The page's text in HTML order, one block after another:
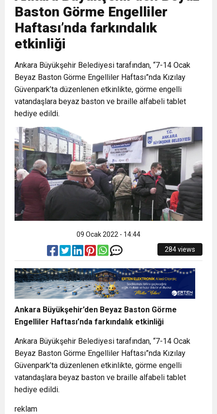
Cumhuriyet, Türk Milletinin Özgürlük
ve Onur Nişanesidir
6:19 HBB BAŞKANI ÖNTÜRK’ÜN
CUMHURİYET BAYRAMI MESAJI
17:36 KURUMLAR VERGİSİ ERTELENDİ
1:00 İTSO İŞ-KUR SGK TOPLANTI
DUYURUSU
21:40 CEYLANDERE’DE BAŞKAN EMRAH
KARAÇAY’A SEVGİ SELİ
18:22 BAŞKAN SAMİ ÜSTÜN’DEN
GÖNÜLLERE DOKUNAN ZİYARET
Baston Görme Engelliler
Haftası’nda farkındalık
etkinliği
Ankara Büyükşehir Belediyesi tarafından, “7-14 Ocak
Beyaz Baston Görme Engelliler Haftası”nda Kızılay
Güvenpark’ta düzenlenen etkinlikte, görme engelli
vatandaşlara beyaz baston ve braille alfabeli tablet
hediye edildi.
09 Ocak 2022 - 14:44
284 views
Ankara Büyükşehir’den Beyaz Baston Görme
Engelliler Haftası’nda farkındalık etkinliği
Ankara Büyükşehir Belediyesi tarafından, “7-14 Ocak
Beyaz Baston Görme Engelliler Haftası”nda Kızılay
Güvenpark’ta düzenlenen etkinlikte, görme engelli
vatandaşlara beyaz baston ve braille alfabeli tablet
hediye edildi.
reklam